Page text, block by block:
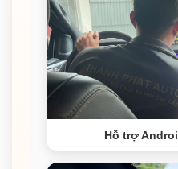
Hỗ trợ